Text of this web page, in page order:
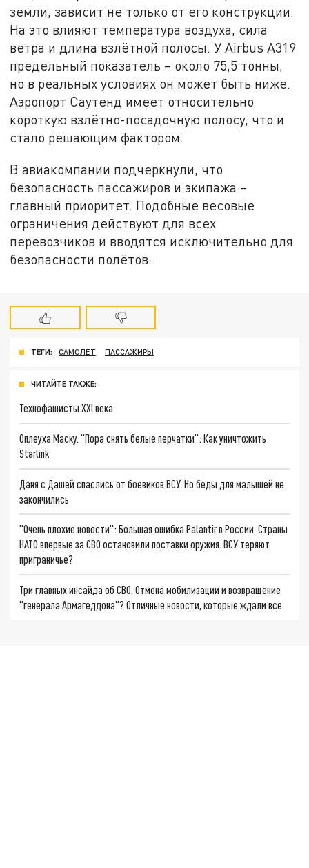
земли, зависит не только от его конструкции.
На это влияют температура воздуха, сила
ветра и длина взлётной полосы. У Airbus A319
предельный показатель – около 75,5 тонны,
но в реальных условиях он может быть ниже.
Аэропорт Саутенд имеет относительно
короткую взлётно-посадочную полосу, что и
стало решающим фактором.
В авиакомпании подчеркнули, что
безопасность пассажиров и экипажа –
главный приоритет. Подобные весовые
ограничения действуют для всех
перевозчиков и вводятся исключительно для
безопасности полётов.
ТЕГИ: САМОЛЕТ ПАССАЖИРЫ
ЧИТАЙТЕ ТАКЖЕ:
Технофашисты XXI века
Оплеуха Маску. "Пора снять белые перчатки": Как уничтожить
Starlink
Даня с Дашей спаслись от боевиков ВСУ. Но беды для малышей не
закончились
"Очень плохие новости": Большая ошибка Palantir в России. Страны
НАТО впервые за СВО остановили поставки оружия. ВСУ теряют
приграничье?
Три главных инсайда об СВО. Отмена мобилизации и возвращение
"генерала Армагеддона"? Отличные новости, которые ждали все